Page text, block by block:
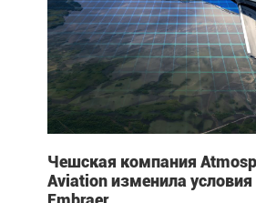
Чешская компания
Aviation изменила условия